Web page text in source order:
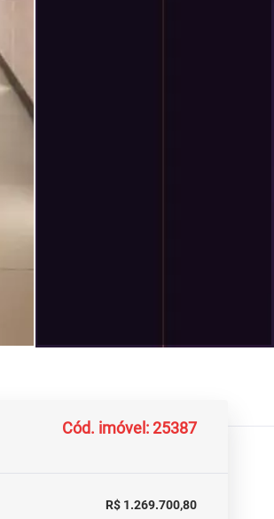
Cód. imóvel: 25387
R$ 1.269.700,80